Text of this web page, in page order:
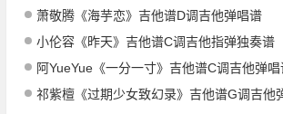
萧敬腾《海芋恋》吉他谱D调吉他弹唱谱
小伦容《昨天》吉他谱C调吉他指弹独奏谱
阿YueYue《一分一寸》吉他谱C调吉他弹唱
祁紫檀《过期少女致幻录》吉他谱G调吉他